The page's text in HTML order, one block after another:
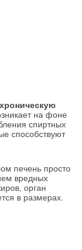
хроническую
на фоне
спиртных
способствуют
печень просто
вредных
орган
в размерах.